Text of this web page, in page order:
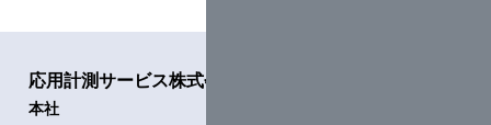
じますが、ご理解を賜りますようお願い申し上
げます。
応用計測サービス株式会社
本社